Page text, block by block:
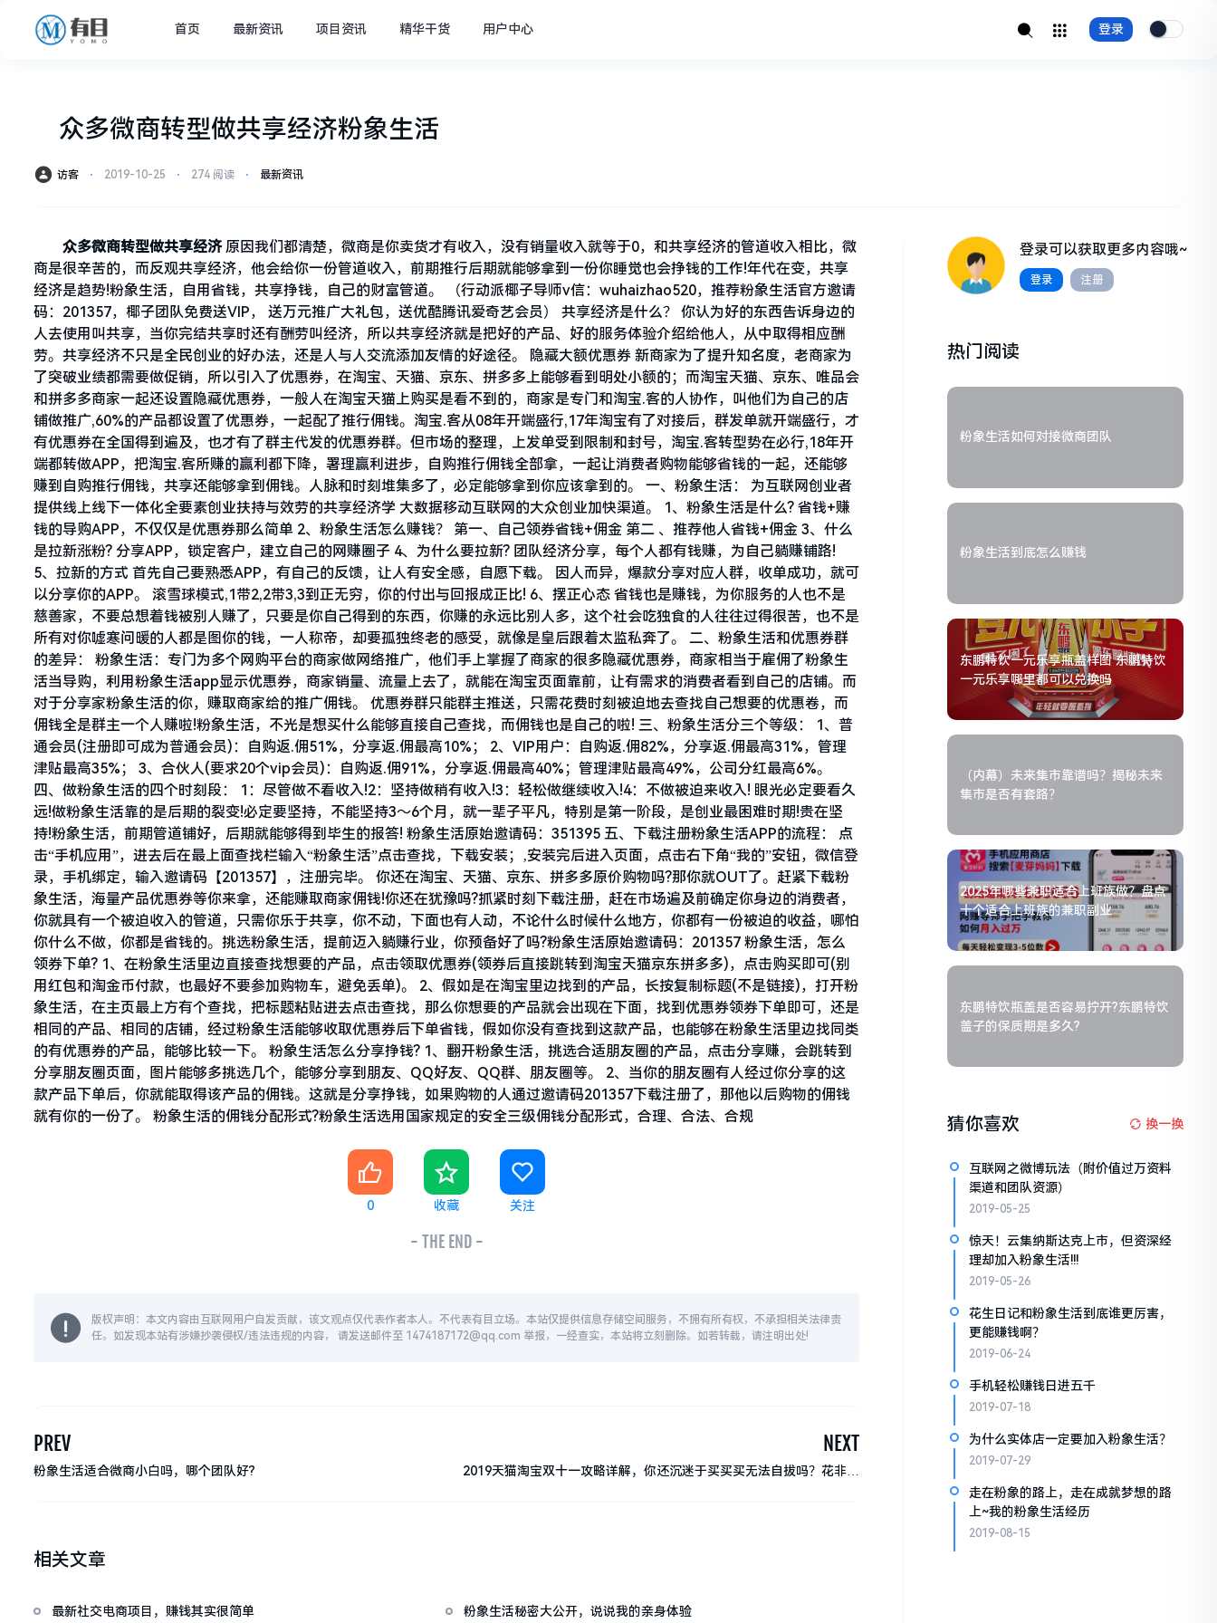
首页 最新资讯 项目资讯 精华干货 用户中心 登录
众多微商转型做共享经济粉象生活
访客 ⋅ 2019-10-25 ⋅ 274 阅读 ⋅ 最新资讯
众多微商转型做共享经济原因我们都清楚，微商是你卖货才有收入，没有销量收入就等于0，和共享经济的管道收入相比，微
商是很辛苦的，而反观共享经济，他会给你一份管道收入，前期推行后期就能够拿到一份你睡觉也会挣钱的工作!年代在变，共享
经济是趋势!粉象生活，自用省钱，共享挣钱，自己的财富管道。 （行动派椰子导师v信：wuhaizhao520，推荐粉象生活官方邀请
码：201357，椰子团队免费送VIP， 送万元推广大礼包，送优酷腾讯爱奇艺会员） 共享经济是什么？ 你认为好的东西告诉身边的
人去使用叫共享，当你完结共享时还有酬劳叫经济，所以共享经济就是把好的产品、好的服务体验介绍给他人，从中取得相应酬
劳。共享经济不只是全民创业的好办法，还是人与人交流添加友情的好途径。 隐藏大额优惠券 新商家为了提升知名度，老商家为
了突破业绩都需要做促销，所以引入了优惠券，在淘宝、天猫、京东、拼多多上能够看到明处小额的；而淘宝天猫、京东、唯品会
和拼多多商家一起还设置隐藏优惠券，一般人在淘宝天猫上购买是看不到的，商家是专门和淘宝.客的人协作，叫他们为自己的店
铺做推广,60%的产品都设置了优惠券，一起配了推行佣钱。淘宝.客从08年开端盛行,17年淘宝有了对接后，群发单就开端盛行，才
有优惠券在全国得到遍及，也才有了群主代发的优惠券群。但市场的整理，上发单受到限制和封号，淘宝.客转型势在必行,18年开
端都转做APP，把淘宝.客所赚的赢利都下降，署理赢利进步，自购推行佣钱全部拿，一起让消费者购物能够省钱的一起，还能够
赚到自购推行佣钱，共享还能够拿到佣钱。人脉和时刻堆集多了，必定能够拿到你应该拿到的。 一、粉象生活： 为互联网创业者
提供线上线下一体化全要素创业扶持与效劳的共享经济学 大数据移动互联网的大众创业加快渠道。 1、粉象生活是什么? 省钱+赚
钱的导购APP，不仅仅是优惠券那么简单 2、粉象生活怎么赚钱？ 第一、自己领券省钱+佣金 第二 、推荐他人省钱+佣金 3、什么
是拉新涨粉? 分享APP，锁定客户，建立自己的网赚圈子 4、为什么要拉新? 团队经济分享，每个人都有钱赚，为自己躺赚铺路!
5、拉新的方式 首先自己要熟悉APP，有自己的反馈，让人有安全感，自愿下载。 因人而异，爆款分享对应人群，收单成功，就可
以分享你的APP。 滚雪球模式,1带2,2带3,3到正无穷，你的付出与回报成正比! 6、摆正心态 省钱也是赚钱，为你服务的人也不是
慈善家，不要总想着钱被别人赚了，只要是你自己得到的东西，你赚的永远比别人多，这个社会吃独食的人往往过得很苦，也不是
所有对你嘘寒问暖的人都是图你的钱，一人称帝，却要孤独终老的感受，就像是皇后跟着太监私奔了。 二、粉象生活和优惠券群
的差异： 粉象生活：专门为多个网购平台的商家做网络推广，他们手上掌握了商家的很多隐藏优惠券，商家相当于雇佣了粉象生
活当导购，利用粉象生活app显示优惠券，商家销量、流量上去了，就能在淘宝页面靠前，让有需求的消费者看到自己的店铺。而
对于分享家粉象生活的你，赚取商家给的推广佣钱。 优惠券群只能群主推送，只需花费时刻被迫地去查找自己想要的优惠卷，而
佣钱全是群主一个人赚啦!粉象生活，不光是想买什么能够直接自己查找，而佣钱也是自己的啦! 三、粉象生活分三个等级： 1、普
通会员(注册即可成为普通会员)：自购返.佣51%，分享返.佣最高10%； 2、VIP用户：自购返.佣82%，分享返.佣最高31%，管理
津贴最高35%； 3、合伙人(要求20个vip会员)：自购返.佣91%，分享返.佣最高40%；管理津贴最高49%，公司分红最高6%。
四、做粉象生活的四个时刻段： 1：尽管做不看收入!2：坚持做稍有收入!3：轻松做继续收入!4：不做被迫来收入! 眼光必定要看久
远!做粉象生活靠的是后期的裂变!必定要坚持，不能坚持3～6个月，就一辈子平凡，特别是第一阶段，是创业最困难时期!贵在坚
持!粉象生活，前期管道铺好，后期就能够得到毕生的报答! 粉象生活原始邀请码：351395 五、下载注册粉象生活APP的流程： 点
击“手机应用”，进去后在最上面查找栏输入“粉象生活”点击查找，下载安装；‚安装完后进入页面，点击右下角“我的”安钮，微信登
录，手机绑定，输入邀请码【201357】，注册完毕。 你还在淘宝、天猫、京东、拼多多原价购物吗?那你就OUT了。赶紧下载粉
象生活，海量产品优惠券等你来拿，还能赚取商家佣钱!你还在犹豫吗?抓紧时刻下载注册，赶在市场遍及前确定你身边的消费者，
你就具有一个被迫收入的管道，只需你乐于共享，你不动，下面也有人动，不论什么时候什么地方，你都有一份被迫的收益，哪怕
你什么不做，你都是省钱的。挑选粉象生活，提前迈入躺赚行业，你预备好了吗?粉象生活原始邀请码：201357 粉象生活，怎么
领券下单? 1、在粉象生活里边直接查找想要的产品，点击领取优惠券(领券后直接跳转到淘宝天猫京东拼多多)，点击购买即可(别
用红包和淘金币付款，也最好不要参加购物车，避免丢单)。 2、假如是在淘宝里边找到的产品，长按复制标题(不是链接)，打开粉
象生活，在主页最上方有个查找，把标题粘贴进去点击查找，那么你想要的产品就会出现在下面，找到优惠券领券下单即可，还是
相同的产品、相同的店铺，经过粉象生活能够收取优惠券后下单省钱，假如你没有查找到这款产品，也能够在粉象生活里边找同类
的有优惠券的产品，能够比较一下。 粉象生活怎么分享挣钱? 1、翻开粉象生活，挑选合适朋友圈的产品，点击分享赚，会跳转到
分享朋友圈页面，图片能够多挑选几个，能够分享到朋友、QQ好友、QQ群、朋友圈等。 2、当你的朋友圈有人经过你分享的这
款产品下单后，你就能取得该产品的佣钱。这就是分享挣钱，如果购物的人通过邀请码201357下载注册了，那他以后购物的佣钱
就有你的一份了。 粉象生活的佣钱分配形式?粉象生活选用国家规定的安全三级佣钱分配形式，合理、合法、合规
0 收藏 关注
- THE END -
版权声明：本文内容由互联网用户自发贡献，该文观点仅代表作者本人。不代表有目立场。本站仅提供信息存储空间服务，不拥有所有权，不承担相关法律责
任。如发现本站有涉嫌抄袭侵权/违法违规的内容， 请发送邮件至 1474187172@qq.com 举报，一经查实，本站将立刻删除。如若转载，请注明出处!
PREV
粉象生活适合微商小白吗，哪个团队好?
NEXT
2019天猫淘宝双十一攻略详解，你还沉迷于买买买无法自拔吗？花非花
相关文章
最新社交电商项目，赚钱其实很简单 粉象生活秘密大公开，说说我的亲身体验
登录可以获取更多内容哦~
登录 注册
热门阅读
粉象生活如何对接微商团队
粉象生活到底怎么赚钱
东鹏特饮一元乐享瓶盖样图 东鹏特饮
一元乐享哪里都可以兑换吗
（内幕）未来集市靠谱吗？揭秘未来
集市是否有套路？
2025年哪些兼职适合上班族做？盘点
十个适合上班族的兼职副业
东鹏特饮瓶盖是否容易拧开?东鹏特饮
盖子的保质期是多久?
猜你喜欢 换一换
互联网之微博玩法（附价值过万资料
渠道和团队资源）
2019-05-25
惊天！云集纳斯达克上市，但资深经
理却加入粉象生活!!!
2019-05-26
花生日记和粉象生活到底谁更厉害，
更能赚钱啊？
2019-06-24
手机轻松赚钱日进五千
2019-07-18
为什么实体店一定要加入粉象生活？
2019-07-29
走在粉象的路上，走在成就梦想的路
上~我的粉象生活经历
2019-08-15